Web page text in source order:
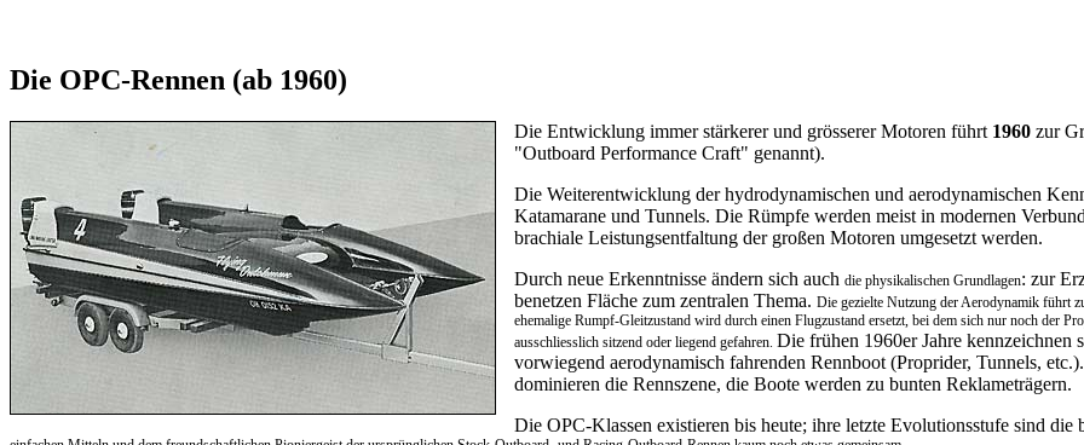
Die OPC-Rennen (ab 1960)
Die Entwicklung immer stärkerer und grösserer Motoren führt 1960 zur
"Outboard Performance Craft" genannt).
Die Weiterentwicklung der hydrodynamischen und aerodynamischen
Katamarane und Tunnels. Die Rümpfe werden meist in modernen
brachiale Leistungsentfaltung der großen Motoren umgesetzt werden.
Durch neue Erkenntnisse ändern sich auch die physikalischen Grundlagen: zur
benetzen Fläche zum zentralen Thema. Die gezielte Nutzung der Aerodynamik führt
ehemalige Rumpf-Gleitzustand wird durch einen Flugzustand ersetzt, bei dem sich nur noch der
ausschliesslich sitzend oder liegend gefahren. Die frühen 1960er Jahre
vorwiegend aerodynamisch fahrenden Rennboot (Proprider, Tunnels,
dominieren die Rennszene, die Boote werden zu bunten Reklameträgern.
Die OPC-Klassen existieren bis heute; ihre letzte Evolutionsstufe sind die